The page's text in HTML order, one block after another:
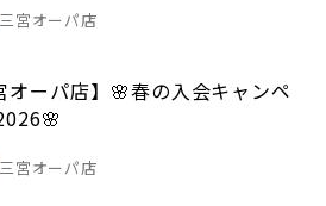
三宮オーパ店
オーパ店】🌸春の入会キャンペ
三宮オーパ店